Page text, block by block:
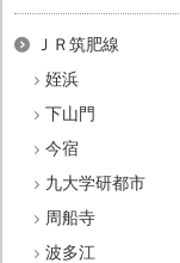
ＪＲ筑肥線
姪浜
下山門
今宿
九大学研都市
周船寺
波多江